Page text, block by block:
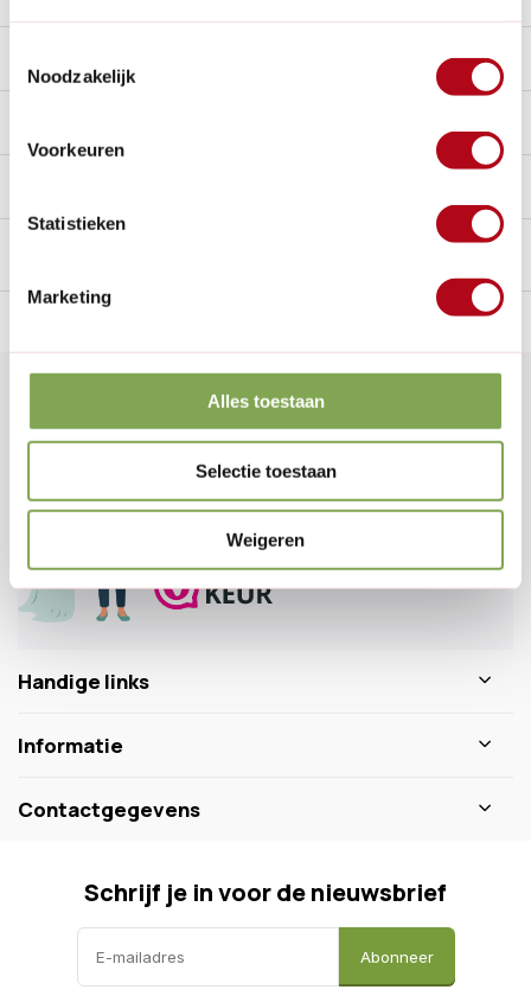
Noodzakelijk
Voorkeuren
Statistieken
Marketing
Alles toestaan
Selectie toestaan
Weigeren
de tuinspecialist
Klantenservice
Veelgestelde vragen
0346 218 111
info@dewiltfang.nl
+31 640511932
Handige links
Informatie
Contactgegevens
Schrijf je in voor de nieuwsbrief
Abonneer